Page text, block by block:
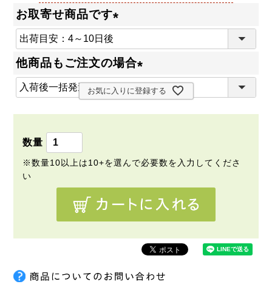
お取寄せ商品です
(
必
)
他商品もご注文の場合
(
お気に入りに登録する